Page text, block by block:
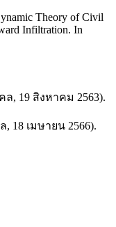
Theory of Civil
Infiltration. In
, 19 สิงหาคม 2563).
เมษายน 2566).